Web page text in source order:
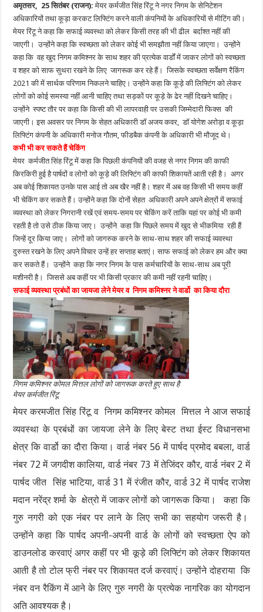
अमृतसर, 25 सितंबर (राजन): मेयर कर्मजीत सिंह रिंटू ने नगर निगम के सेनिटेशन
अधिकारियों तथा कूड़ा करकट लिफ्टिंग करने वाली कंपनियों के अधिकारियों से मीटिंग की।
मेयर रिंटू ने कहा कि सफाई व्यवस्था को लेकर किसी तरह की भी ढील बर्दाश्त नहीं की
जाएगी। उन्होंने कहा कि स्वच्छता को लेकर कोई भी समझौता नहीं किया जाएगा। उन्होंने
कहा कि वह खुद निगम कमिश्नर के साथ शहर की प्रत्येक वार्डों में जाकर लोगों को स्वच्छता
व शहर को साफ सुथरा रखने के लिए जागरूक कर रहे हैं। जिसके स्वच्छता सर्वेक्षण रैकिंग
2021 की में सार्थक परिणाम निकलने चाहिए। उन्होंने कहा कि कूड़े की लिफ्टिंग को लेकर
लोगों को कोई समस्या नहीं आनी चाहिए तथा सड़कों पर कूड़े के ढेर नहीं दिखने चाहिए।
उन्होंने स्पष्ट तौर पर कहा कि किसी की भी लापरवाही पर उसकी जिम्मेदारी फिक्स की
जाएगी। इस अवसर पर निगम के सेहत अधिकारी डॉ अजय कवर, डॉ योगेश अरोड़ा व कूड़ा
लिफ्टिंग कंपनी के अधिकारी मनोज गौतम, फीडबैक कंपनी के अधिकारी भी मौजूद थे।
कभी भी कर सकते हैं चेकिंग
मेयर कर्मजीत सिंह रिंटू में कहा कि पिछली कंपनियों की वजह से नगर निगम की काफी
किरकिरी हुई है पार्षदों व लोगों को कूड़े की लिफ्टिंग की काफी शिकायतें आती रही है। अगर
अब कोई शिकायत उनके पास आई तो अब खैर नहीं है। शहर में अब वह किसी भी समय कहीं
भी चेकिंग कर सकते हैं। उन्होंने कहा कि दोनों सेहत अधिकारी अपने अपने क्षेत्रों में सफाई
व्यवस्था को लेकर निगरानी रखें एवं समय-समय पर चेकिंग करें ताकि यहां पर कोई भी कमी
रहती है तो उसे ठीक किया जाए। उन्होंने कहा कि पिछले समय में खुद से भीकमिया रही हैं
जिन्हें दूर किया जाए। लोगों को जागरुक करने के साथ-साथ शहर की सफाई व्यवस्था
दुरुस्त रखने के लिए अपने विचार उन्हें हर सप्ताह बताएं। साफ सफाई को लेकर हम और क्या
कर सकते हैं। उन्होंने कहा कि नगर निगम के पास कर्मचारियों के साथ-साथ अब पूरी
मशीनरी है। जिससे अब कहीं पर भी किसी प्रकार की कमी नहीं रहनी चाहिए।
सफाई व्यवस्था प्रबंधों का जायजा लेने मेयर व निगम कमिश्नर ने वार्डो का किया दौरा
निगम कमिश्नर कोमल मित्तल लोगों को जागरूक करते हुए साथ है
मेयर कर्मजीत रिंटू
मेयर करमजीत सिंह रिंटू व निगम कमिश्नर कोमल मित्तल ने आज सफाई
व्यवस्था के प्रबंधों का जायजा लेने के लिए बेस्ट तथा ईस्ट विधानसभा
क्षेत्र कि वार्डो का दौरा किया। वार्ड नंबर 56 में पार्षद प्रमोद बबला, वार्ड
नंबर 72 में जगदीश कालिया, वार्ड नंबर 73 में तेजिंदर कौर, वार्ड नंबर 2 में
पार्षद जीत सिंह भाटिया, वार्ड 31 में रंजीत कौर, वार्ड 32 में पार्षद राजेश
मदान नरेंद्र शर्मा के क्षेत्रो में जाकर लोगों को जागरूक किया। कहा कि
गुरु नगरी को एक नंबर पर लाने के लिए सभी का सहयोग जरूरी है।
उन्होंने कहा कि पार्षद अपनी-अपनी वार्ड के लोगों को स्वच्छता ऐप को
डाउनलोड करवाएं अगर कहीं पर भी कूड़े की लिफ्टिंग को लेकर शिकायत
आती है तो टोल फ्री नंबर पर शिकायत दर्ज करवाएं। उन्होंने दोहराया कि
नंबर वन रैकिंग में आने के लिए गुरु नगरी के प्रत्येक नागरिक का योगदान
अति आवश्यक है।